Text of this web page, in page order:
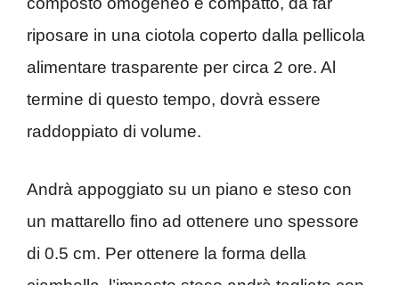
riposare in una ciotola coperto dalla pellicola
alimentare trasparente per circa 2 ore. Al
termine di questo tempo, dovrà essere
raddoppiato di volume.
Andrà appoggiato su un piano e steso con
un mattarello fino ad ottenere uno spessore
di 0.5 cm. Per ottenere la forma della